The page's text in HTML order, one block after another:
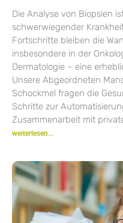
Die Analyse von Biopsien
schwerwiegender
Fortschritte bleiben die
insbesondere in der
Dermatologie – eine
Unsere Abgeordneten
Schockmel fragen die
Schritte zur
Zusammenarbeit mit
weiterlesen...